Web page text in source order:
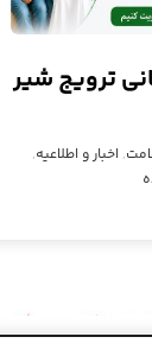
ترویج شیر
, اخبار و اطلاعیه,